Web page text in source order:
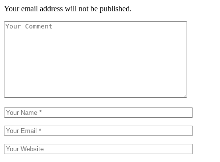
Your email address will not be published.